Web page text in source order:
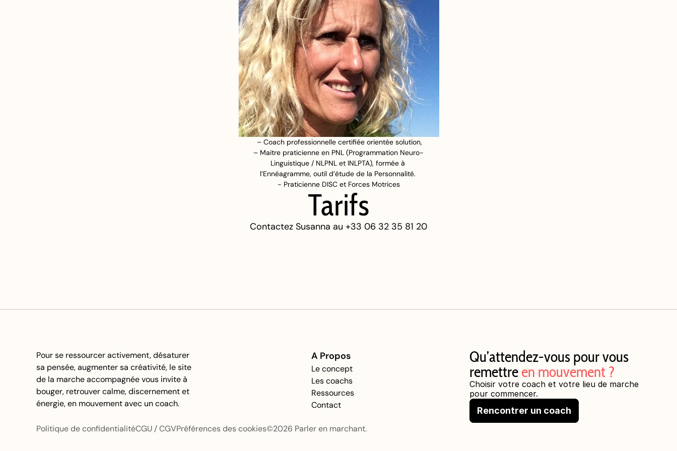
– Coach professionnelle certifiée orientée solution,
– Maitre praticienne en PNL (Programmation Neuro-
Linguistique / NLPNL et INLPTA), formée à
l’Ennéagramme, outil d’étude de la Personnalité.
- Praticienne DISC et Forces Motrices
Tarifs
Contactez Susanna au +33 06 32 35 81 20
Pour se ressourcer activement, désaturer
sa pensée, augmenter sa créativité, le site
de la marche accompagnée vous invite à
bouger, retrouver calme, discernement et
énergie, en mouvement avec un coach.
A Propos
Le concept
Les coachs
Ressources
Contact
Qu’attendez-vous pour vous
remettre en mouvement ?
Choisir votre coach et votre lieu de marche
pour commencer.
Rencontrer un coach
Politique de confidentialitéCGU / CGVPréférences des cookies©2026 Parler en marchant.